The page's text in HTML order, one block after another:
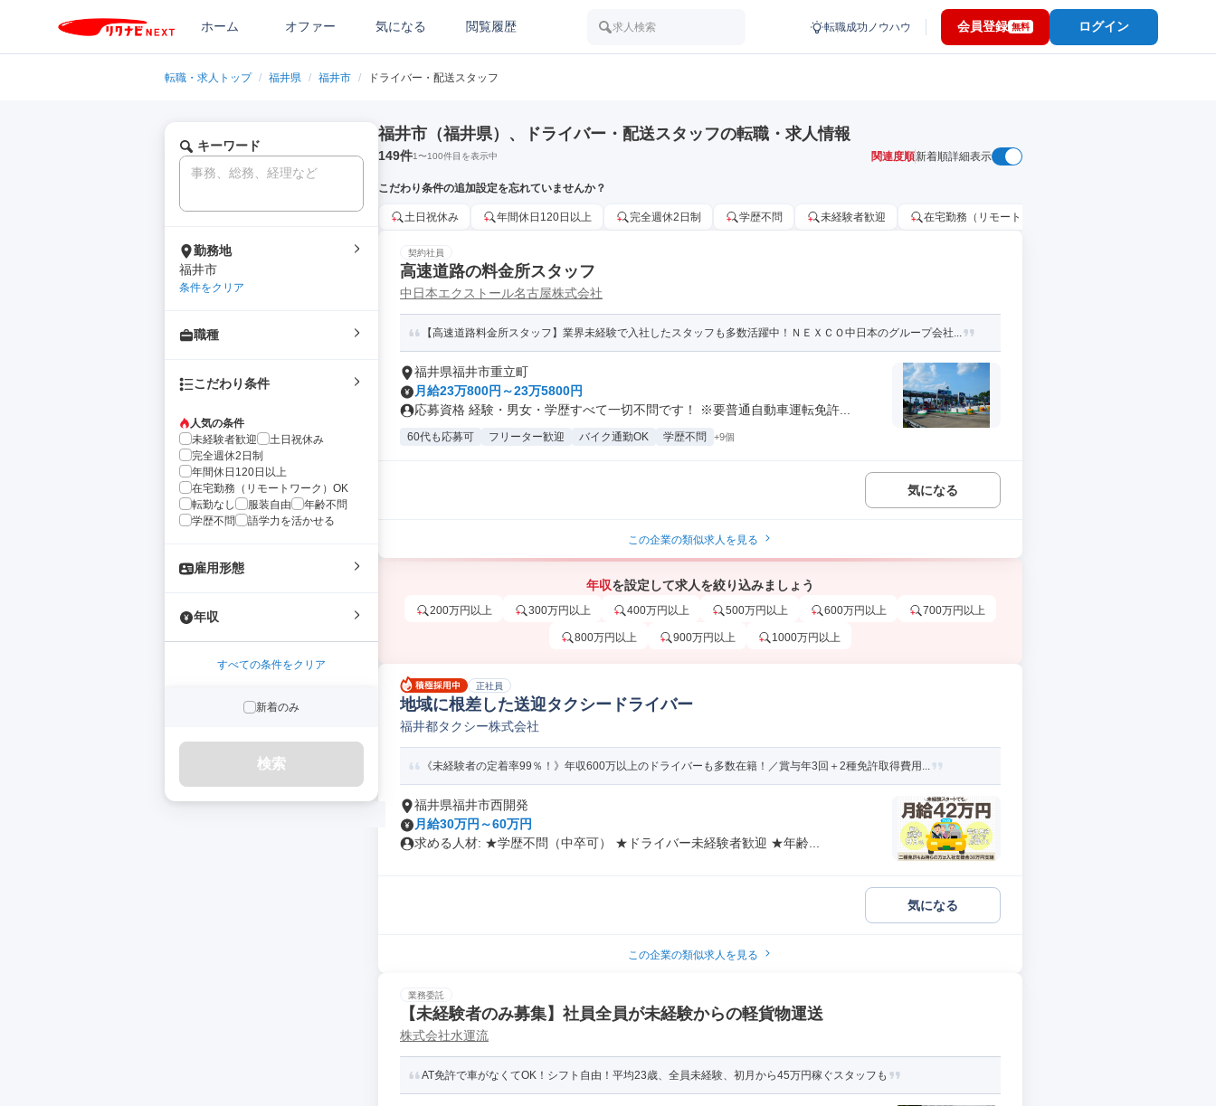
ホーム オファー 気になる 閲覧履歴 求人検索 転職成功ノウハウ 会員登録 無料 ログイン
転職・求人トップ / 福井県 / 福井市 / ドライバー・配送スタッフ
キーワード
勤務地
福井市
条件をクリア
職種
こだわり条件
人気の条件
未経験者歓迎
土日祝休み
完全週休2日制
年間休日120日以上
在宅勤務（リモートワーク）OK
転勤なし
服装自由
年齢不問
学歴不問
語学力を活かせる
雇用形態
年収
すべての条件をクリア
新着のみ
検索
福井市（福井県）、ドライバー・配送スタッフの転職・求人情報
149件1〜100件目を表示中 関連度順新着順詳細表示
こだわり条件の追加設定を忘れていませんか？
土日祝休み 年間休日120日以上 完全週休2日制 学歴不問 未経験者歓迎 在宅勤務（リモートワーク）OK
契約社員
高速道路の料金所スタッフ
中日本エクストール名古屋株式会社
【高速道路料金所スタッフ】業界未経験で入社したスタッフも多数活躍中！ＮＥＸＣＯ中日本のグループ会社...
福井県福井市重立町
月給23万800円～23万5800円
応募資格 経験・男女・学歴すべて一切不問です！ ※要普通自動車運転免許...
60代も応募可 フリーター歓迎 バイク通勤OK 学歴不問 +9個
気になる
この企業の類似求人を見る
年収を設定して求人を絞り込みましょう
200万円以上 300万円以上 400万円以上 500万円以上 600万円以上 700万円以上
800万円以上 900万円以上 1000万円以上
正社員
地域に根差した送迎タクシードライバー
福井都タクシー株式会社
《未経験者の定着率99％！》年収600万以上のドライバーも多数在籍！／賞与年3回＋2種免許取得費用...
福井県福井市西開発
月給30万円～60万円
求める人材: ★学歴不問（中卒可） ★ドライバー未経験者歓迎 ★年齢...
気になる
この企業の類似求人を見る
業務委託
【未経験者のみ募集】社員全員が未経験からの軽貨物運送
株式会社水運流
AT免許で車がなくてOK！シフト自由！平均23歳、全員未経験、初月から45万円稼ぐスタッフも